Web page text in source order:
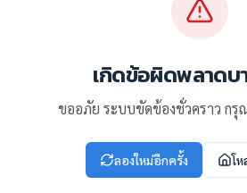
เกิดข้อผิดพลาดบ
ขออภัย ระบบขัดข้องชั่วคราว กรุ
ลองใหม่อีกครั้ง โ